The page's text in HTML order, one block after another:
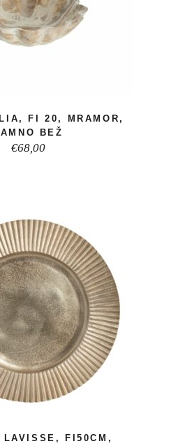
FI 20, MRAMOR,
BEŽ
€68,00
LAVISSE, FI50CM,